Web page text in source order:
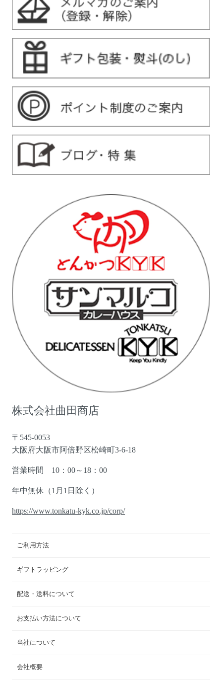
株式会社曲田商店
〒545-0053
大阪府大阪市阿倍野区松崎町3-6-18
営業時間 10：00～18：00
年中無休（1月1日除く）
https://www.tonkatu-kyk.co.jp/corp/
ご利用方法
ギフトラッピング
配送・送料について
お支払い方法について
当社について
会社概要